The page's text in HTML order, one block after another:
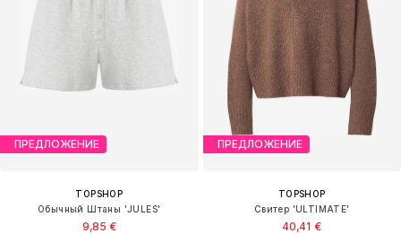
ПРЕДЛОЖЕНИЕ
TOPSHOP
Обычный Штаны 'JULES'
9,85 €
ПРЕДЛОЖЕНИЕ
TOPSHOP
Свитер 'ULTIMATE'
40,41 €